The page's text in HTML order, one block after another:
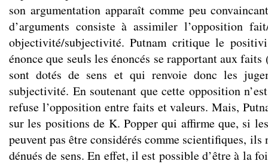
son argumentation apparaît comme peu
d’arguments consiste à assimiler l’opposition
objectivité/subjectivité. Putnam critique le
énonce que seuls les énoncés se rapportant aux
sont dotés de sens et qui renvoie donc les
subjectivité. En soutenant que cette opposition
refuse l’opposition entre faits et valeurs. Mais,
sur les positions de K. Popper qui affirme que, si
peuvent pas être considérés comme scientifiques, ils
dénués de sens. En effet, il est possible d’être à la